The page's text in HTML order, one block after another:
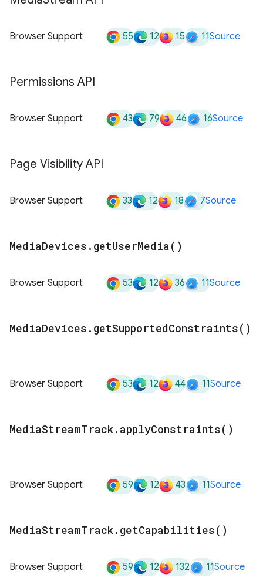
Browser Support 55 12 15 11Source
Permissions API
Browser Support 43 79 46 16Source
Page Visibility API
Browser Support 33 12 18 7Source
MediaDevices . getUserMedia( )
Browser Support 53 12 36 11Source
MediaDevices . getSupportedConstraints( )
Browser Support 53 12 44 11Source
MediaStreamTrack. applyConstraints( )
Browser Support 59 12 43 11Source
MediaStreamTrack. getCapabilities( )
Browser Support 59 12 132 11Source